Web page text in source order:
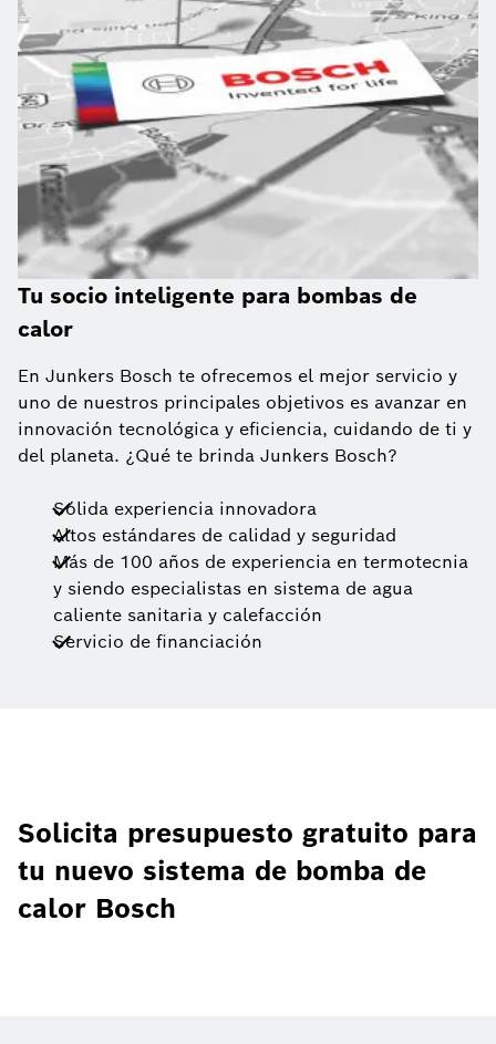
Tu socio inteligente para bombas de
calor
En Junkers Bosch te ofrecemos el mejor servicio y
uno de nuestros principales objetivos es avanzar en
innovación tecnológica y eficiencia, cuidando de ti y
del planeta. ¿Qué te brinda Junkers Bosch?
Sólida experiencia innovadora
Altos estándares de calidad y seguridad
Más de 100 años de experiencia en termotecnia
y siendo especialistas en sistema de agua
caliente sanitaria y calefacción
Servicio de financiación
Solicita presupuesto gratuito para
tu nuevo sistema de bomba de
calor Bosch